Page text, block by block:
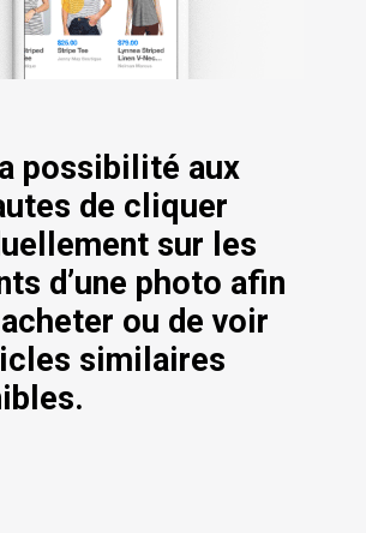
possibilité aux
de cliquer
sur les
d’une photo afin
ou de voir
similaires